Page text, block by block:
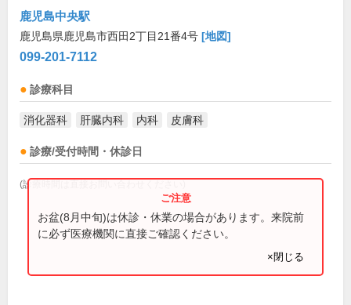
鹿児島中央駅
鹿児島県鹿児島市西田2丁目21番4号 [地図]
099-201-7112
診療科目
消化器科 肝臓内科 内科 皮膚科
診療/受付時間・休診日
(診療時間は直接お問い合わせください)
お盆(8月中旬)は休診・休業の場合があります。来院前
に必ず医療機関に直接ご確認ください。
×閉じる